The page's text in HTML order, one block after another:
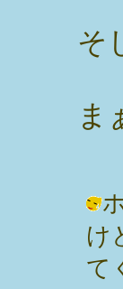
そ
ま
け
て